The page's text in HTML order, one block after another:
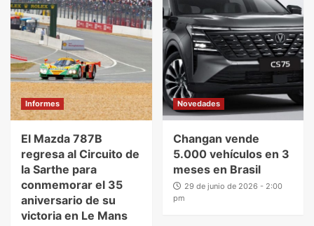
Informes
El Mazda 787B
regresa al Circuito de
la Sarthe para
conmemorar el 35
aniversario de su
victoria en Le Mans
Novedades
Changan vende
5.000 vehículos en 3
meses en Brasil
29 de junio de 2026 - 2:00
pm